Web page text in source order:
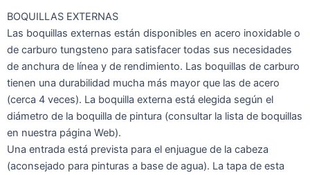
BOQUILLAS EXTERNAS
Las boquillas externas están disponibles en acero inoxidable o
de carburo tungsteno para satisfacer todas sus necesidades
de anchura de línea y de rendimiento. Las boquillas de carburo
tienen una durabilidad mucha más mayor que las de acero
(cerca 4 veces). La boquilla externa está elegida según el
diámetro de la boquilla de pintura (consultar la lista de boquillas
en nuestra página Web).
Una entrada está prevista para el enjuague de la cabeza
(aconsejado para pinturas a base de agua). La tapa de esta